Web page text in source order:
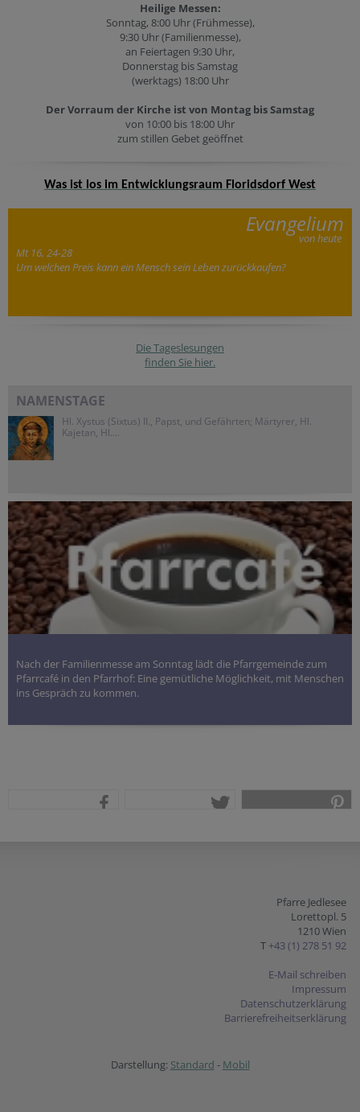
Heilige Messen:
Sonntag, 8:00 Uhr (Frühmesse),
9:30 Uhr (Familienmesse),
an Feiertagen 9:30 Uhr,
Donnerstag bis Samstag
(werktags) 18:00 Uhr
Der Vorraum der Kirche ist von Montag bis Samstag
von 10:00 bis 18:00 Uhr
zum stillen Gebet geöffnet
Was ist los im Entwicklungsraum Floridsdorf West
Evangelium
von heute
Mt 16, 24-28
Um welchen Preis kann ein Mensch sein Leben zurückkaufen?
Die Tageslesungen
finden Sie hier.
NAMENSTAGE
Hl. Xystus (Sixtus) II., Papst, und Gefährten; Märtyrer, Hl.
Kajetan, Hl....
Nach der Familienmesse am Sonntag lädt die Pfarrgemeinde zum
Pfarrcafé in den Pfarrhof: Eine gemütliche Möglichkeit, mit Menschen
ins Gespräch zu kommen.
Pfarre Jedlesee
Lorettopl. 5
1210 Wien
T +43 (1) 278 51 92
E-Mail schreiben
Impressum
Datenschutzerklärung
Barrierefreiheitserklärung
Darstellung: Standard - Mobil